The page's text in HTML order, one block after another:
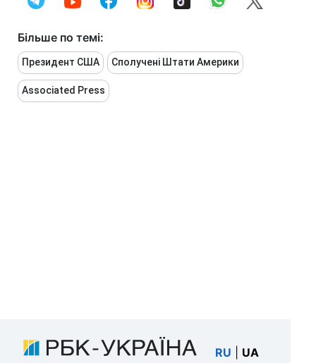
Більше по темі:
Президент США Сполучені Штати Америки
Associated Press
RU UA